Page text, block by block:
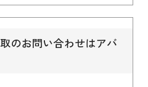
のお問い合わせはアバ